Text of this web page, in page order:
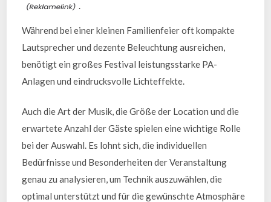
Während bei einer kleinen Familienfeier oft kompakte
Lautsprecher und dezente Beleuchtung ausreichen,
benötigt ein großes Festival leistungsstarke PA-
Anlagen und eindrucksvolle Lichteffekte.
Auch die Art der Musik, die Größe der Location und die
erwartete Anzahl der Gäste spielen eine wichtige Rolle
bei der Auswahl. Es lohnt sich, die individuellen
Bedürfnisse und Besonderheiten der Veranstaltung
genau zu analysieren, um Technik auszuwählen, die
optimal unterstützt und für die gewünschte Atmosphäre